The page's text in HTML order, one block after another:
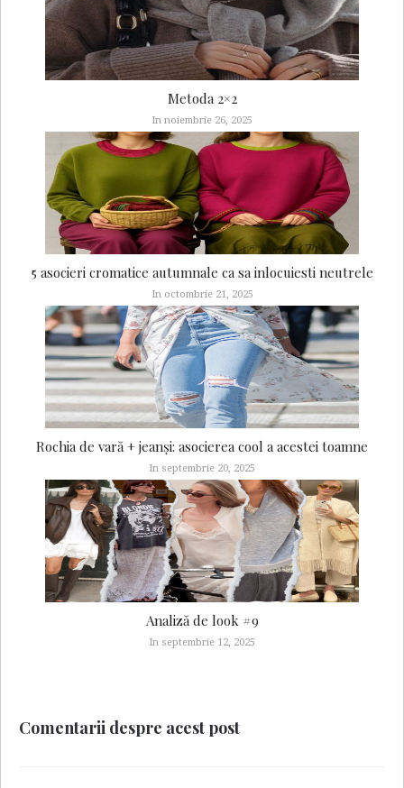
Metoda 2×2
In noiembrie 26, 2025
5 asocieri cromatice autumnale ca sa inlocuiesti neutrele
In octombrie 21, 2025
Rochia de vară + jeanși: asocierea cool a acestei toamne
In septembrie 20, 2025
Analiză de look #9
In septembrie 12, 2025
Comentarii despre acest post